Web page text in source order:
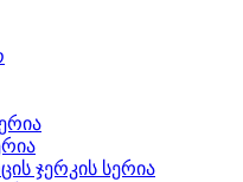
ჯერკის სერია